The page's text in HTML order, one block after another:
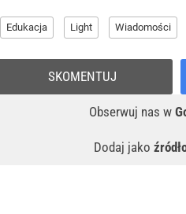
Edukacja Light Wiadomości
Obserwuj nas w
Dodaj jako
SKOMENTUJ